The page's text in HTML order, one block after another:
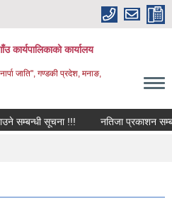
कार्यपालिकाको कार्यालय
जाति", गण्डकी प्रदेश, मनाङ,
सम्बन्धी सूचना !!! नतिजा प्रकाशन